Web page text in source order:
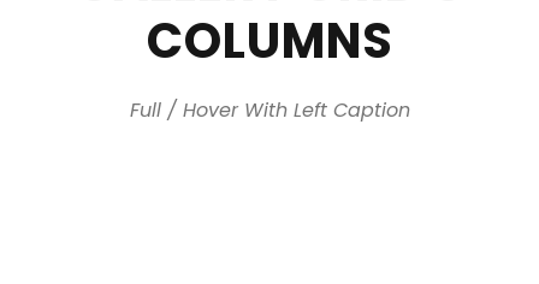
COLUMNS
Full / Hover With Left Caption